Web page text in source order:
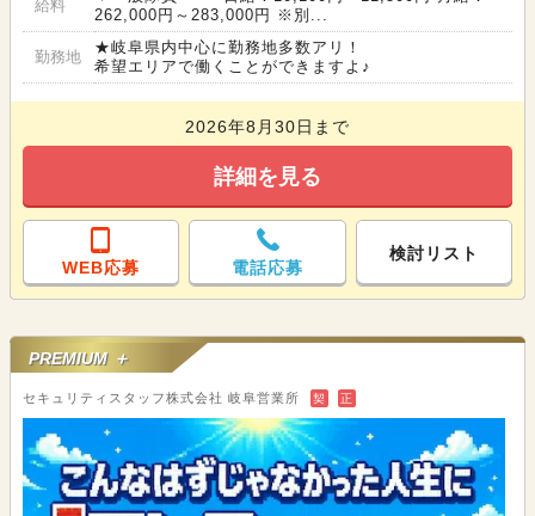
給料
262,000円～283,000円 ※別...
勤務地
★岐阜県内中心に勤務地多数アリ！
希望エリアで働くことができますよ♪
2026年8月30日まで
詳細を見る
WEB応募 電話応募
検討リスト
PREMIUM ＋
セキュリティスタッフ株式会社 岐阜営業所 契 正